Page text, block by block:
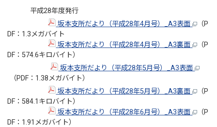
平成28年度発行
坂本支所だより（平成28年4月号）_A3表面
（P
DF：1.3メガバイト
坂本支所だより（平成28年4月号）_A3裏面
（P
DF：574.6キロバイト）
坂本支所だより（平成28年5月号）_A3表面
（PDF：1.38メガバイト）
坂本支所だより（平成28年5月号）_A3裏面
（P
DF：584.1キロバイト）
坂本支所だより（平成28年6月号）_A3表面
（P
DF：1.91メガバイト）